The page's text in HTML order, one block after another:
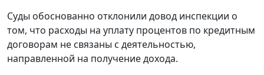
Суды обоснованно отклонили довод инспекции о
том, что расходы на уплату процентов по кредитным
договорам не связаны с деятельностью,
направленной на получение дохода.